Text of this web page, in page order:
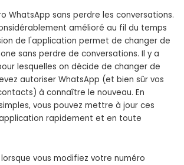
WhatsApp sans perdre les conversations.
amélioré au fil du temps
de l'application permet de changer de
sans perdre de conversations. Il y a
lesquelles on décide de changer de
autoriser WhatsApp (et bien sûr vos
à connaître le nouveau. En
vous pouvez mettre à jour ces
rapidement et en toute
vous modifiez votre numéro